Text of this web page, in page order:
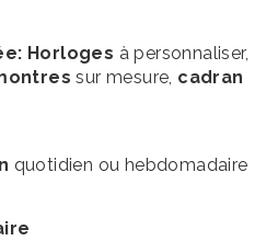
Horloges à personnaliser,
sur mesure, cadran
quotidien ou hebdomadaire